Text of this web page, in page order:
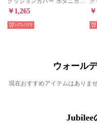
￥1,265
50%
ウォール
現在おすすめアイテムはありませ
Jubilee